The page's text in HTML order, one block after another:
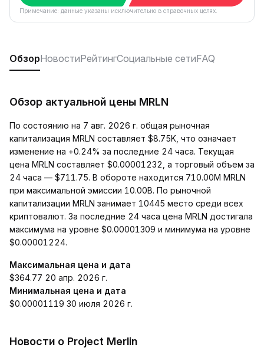
Примечание: данные указаны исключительно в справочных целях.
ОбзорНовостиРейтингСоциальные сетиFAQ
Обзор актуальной цены MRLN
По состоянию на 7 авг. 2026 г. общая рыночная
капитализация MRLN составляет $8.75K, что означает
изменение на +0.24% за последние 24 часа. Текущая
цена MRLN составляет $0.00001232, а торговый объем за
24 часа — $711.75. В обороте находится 710.00M MRLN
при максимальной эмиссии 10.00B. По рыночной
капитализации MRLN занимает 10445 место среди всех
криптовалют. За последние 24 часа цена MRLN достигала
максимума на уровне $0.00001309 и минимума на уровне
$0.00001224.
Максимальная цена и дата
$364.77 20 апр. 2026 г.
Минимальная цена и дата
$0.00001119 30 июля 2026 г.
Новости о Project Merlin